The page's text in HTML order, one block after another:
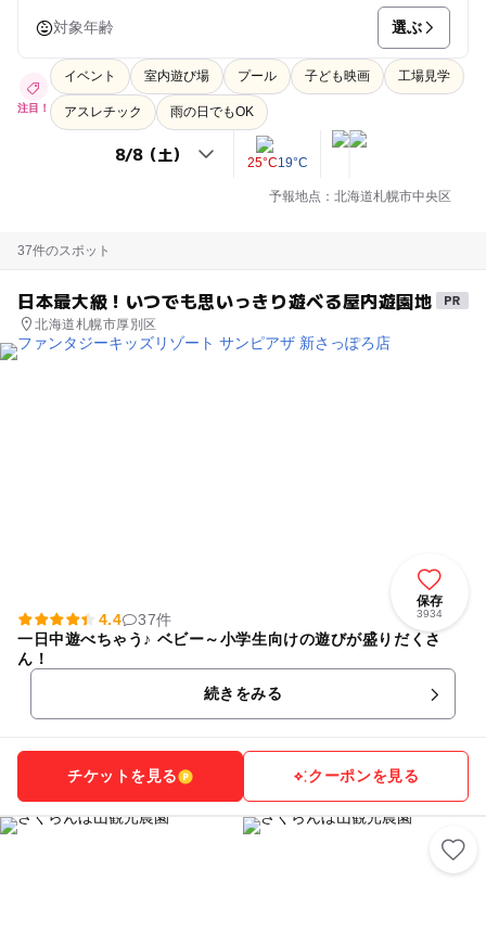
対象年齢 選ぶ
注目！
イベント 室内遊び場 プール 子ども映画 工場見学
アスレチック 雨の日でもOK
25°C19°C
予報地点：北海道札幌市中央区
37件のスポット
日本最大級！いつでも思いっきり遊べる屋内遊園地
北海道札幌市厚別区
保存
3934
4.4
37件
一日中遊べちゃう♪ ベビー～小学生向けの遊びが盛りだくさ
ん！
続きをみる
チケットを見る クーポンを見る